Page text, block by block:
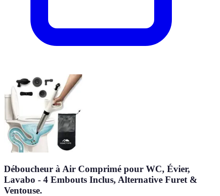
Déboucheur à Air Comprimé pour WC, Évier,
Lavabo - 4 Embouts Inclus, Alternative Furet &
Ventouse.